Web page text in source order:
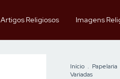
Artigos Religiosos Imagens
Início . Papelaria
Variadas